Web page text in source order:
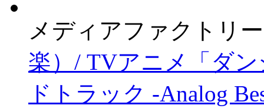
メディアファクトリー
楽）/ TVアニメ「ダ
ドトラック -Analog